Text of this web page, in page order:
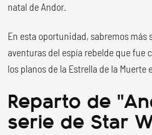
natal de Andor.
En esta oportunidad, sabremos más
aventuras del espía rebelde que fue
los planos de la Estrella de la Muerte
Reparto de
serie de Star